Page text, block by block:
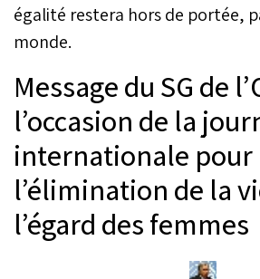
égalité restera hors de portée,
monde.
Message du SG de
l’occasion de la
internationale pour
l’élimination de la
l’égard des femmes